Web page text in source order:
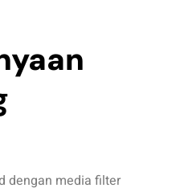
dengan media filter